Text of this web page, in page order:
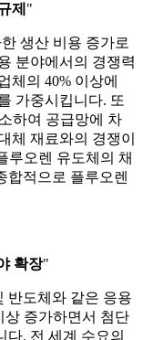
제 "
생산 비용 증가로
분야에서의 경쟁력
체의 40% 이상에
가중시킵니다. 또
하여 공급망에 차
체 재료와의 경쟁이
루오렌 유도체의 채
합적으로 플루오렌
확장"
반도체와 같은 응용
상 증가하면서 첨단
다. 전 세계 수요의